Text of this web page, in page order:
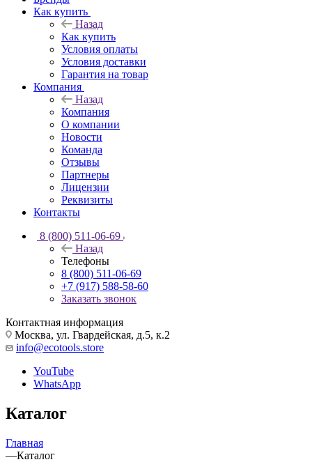
Как купить
Назад
Как купить
Условия оплаты
Условия доставки
Гарантия на товар
Компания
Назад
Компания
О компании
Новости
Команда
Отзывы
Партнеры
Лицензии
Реквизиты
Контакты
8 (800) 511-06-69
Назад
Телефоны
8 (800) 511-06-69
+7 (917) 588-58-60
Заказать звонок
Контактная информация
Москва, ул. Гвардейская, д.5, к.2
info@ecotools.store
YouTube
WhatsApp
Каталог
Главная
—Каталог